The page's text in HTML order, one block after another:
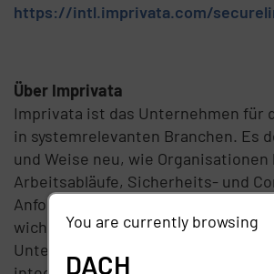
https://intl.imprivata.com/
Über Imprivata
Imprivata ist das Unternehmen für
in systemrelevanten Branchen. Es
und Weise neu, wie
Arbeitsabläufe, Sicherheits- und
Anforderungen mit Lösungen
wichtige Daten und Applikationen
Unterbrechung schützen. Auf der
You are currently browsing
DACH